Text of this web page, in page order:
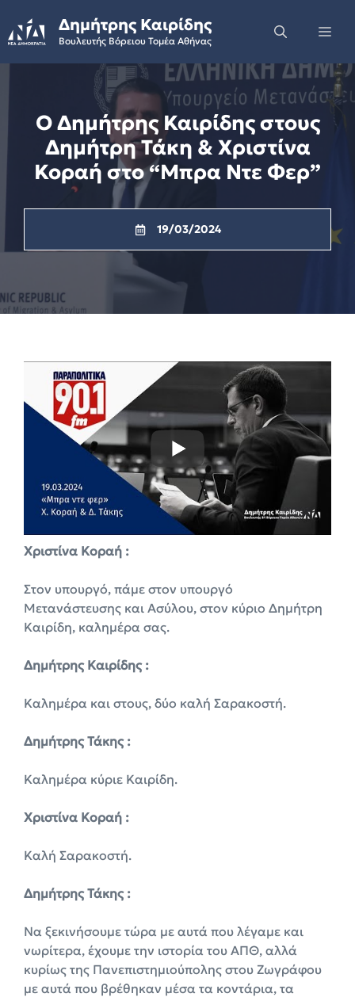
to
content
Δημήτρης Καιρίδης
Βουλευτής Βόρειου Τομέα Αθήνας
Ο Δημήτρης Καιρίδης στους
Δημήτρη Τάκη & Χριστίνα
Κοραή στο “Μπρα Ντε Φερ”
19/03/2024
Χριστίνα Κοραή :
Στον υπουργό, πάμε στον υπουργό
Μετανάστευσης και Ασύλου, στον κύριο Δημήτρη
Καιρίδη, καλημέρα σας.
Δημήτρης Καιρίδης :
Καλημέρα και στους, δύο καλή Σαρακοστή.
Δημήτρης Τάκης :
Καλημέρα κύριε Καιρίδη.
Χριστίνα Κοραή :
Καλή Σαρακοστή.
Δημήτρης Τάκης :
Να ξεκινήσουμε τώρα με αυτά που λέγαμε και
νωρίτερα, έχουμε την ιστορία του ΑΠΘ, αλλά
κυρίως της Πανεπιστημιούπολης στου Ζωγράφου
με αυτά που βρέθηκαν μέσα τα κοντάρια, τα